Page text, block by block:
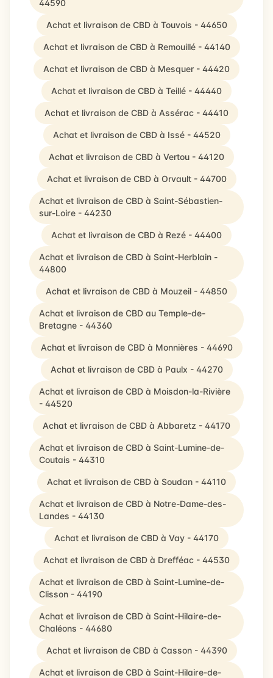
44590
Achat et livraison de CBD à Touvois - 44650
Achat et livraison de CBD à Remouillé - 44140
Achat et livraison de CBD à Mesquer - 44420
Achat et livraison de CBD à Teillé - 44440
Achat et livraison de CBD à Assérac - 44410
Achat et livraison de CBD à Issé - 44520
Achat et livraison de CBD à Vertou - 44120
Achat et livraison de CBD à Orvault - 44700
Achat et livraison de CBD à Saint-Sébastien-
sur-Loire - 44230
Achat et livraison de CBD à Rezé - 44400
Achat et livraison de CBD à Saint-Herblain -
44800
Achat et livraison de CBD à Mouzeil - 44850
Achat et livraison de CBD au Temple-de-
Bretagne - 44360
Achat et livraison de CBD à Monnières - 44690
Achat et livraison de CBD à Paulx - 44270
Achat et livraison de CBD à Moisdon-la-Rivière
- 44520
Achat et livraison de CBD à Abbaretz - 44170
Achat et livraison de CBD à Saint-Lumine-de-
Coutais - 44310
Achat et livraison de CBD à Soudan - 44110
Achat et livraison de CBD à Notre-Dame-des-
Landes - 44130
Achat et livraison de CBD à Vay - 44170
Achat et livraison de CBD à Drefféac - 44530
Achat et livraison de CBD à Saint-Lumine-de-
Clisson - 44190
Achat et livraison de CBD à Saint-Hilaire-de-
Chaléons - 44680
Achat et livraison de CBD à Casson - 44390
Achat et livraison de CBD à Saint-Hilaire-de-